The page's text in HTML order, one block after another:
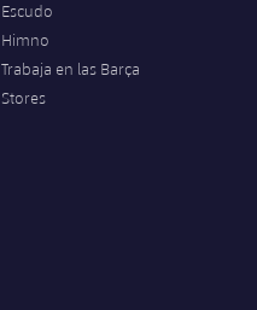
Escudo
Himno
Trabaja en las Barça
Stores